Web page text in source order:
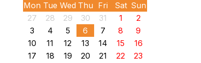
Mon Tue Wed Thu Fri Sat Sun
27
28 29 30 31 1
2
3
4 5 6 7 8
9
10
11 12 13 14 15
16
17
18 19 20 21 22
23